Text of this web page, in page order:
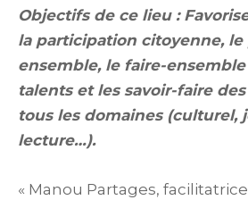
Objectifs de ce lieu :
la participation citoyenne, le
ensemble, le faire-
talents et les savoir-faire
tous les domaines (culturel,
lecture…).
« Manou Partages,